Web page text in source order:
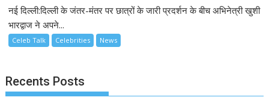
नई दिल्ली:दिल्ली के जंतर-मंतर पर छात्रों के जारी प्रदर्शन के बीच अभिनेत्री खुशी
भारद्वाज ने अपने...
Celeb Talk Celebrities News
Recents Posts